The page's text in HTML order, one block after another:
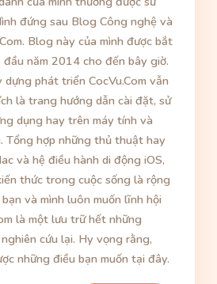
đứng sau Blog Công nghệ và
Blog này của mình được bắt
năm 2014 cho đến bây giờ.
phát triển CocVu.Com vẫn
là trang hướng dẫn cài đặt, sử
dụng hay trên máy tính và
Tổng hợp những thủ thuật hay
và hệ điều hành di động iOS,
thức trong cuộc sống là rộng
và mình luôn muốn lĩnh hội
là một lưu trữ hết những
cứu lại. Hy vọng rằng,
những điều bạn muốn tại đây.